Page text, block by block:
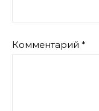
Комментарий *